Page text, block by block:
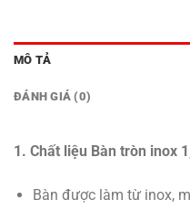
MÔ TẢ
ĐÁNH GIÁ (0)
1. Chất liệu Bàn tròn inox
Bàn được làm từ inox,